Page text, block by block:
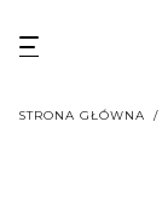
STRONA GŁÓWNA /